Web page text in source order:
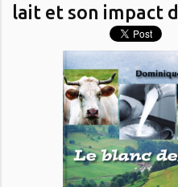
lait et son impact